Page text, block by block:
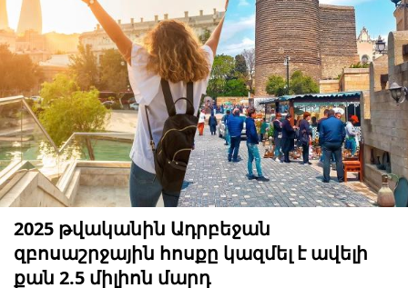
2025 թվականին Ադրբեջան
զբոսաշրջային հոսքը կազմել է ավելի
քան 2.5 միլիոն մարդ